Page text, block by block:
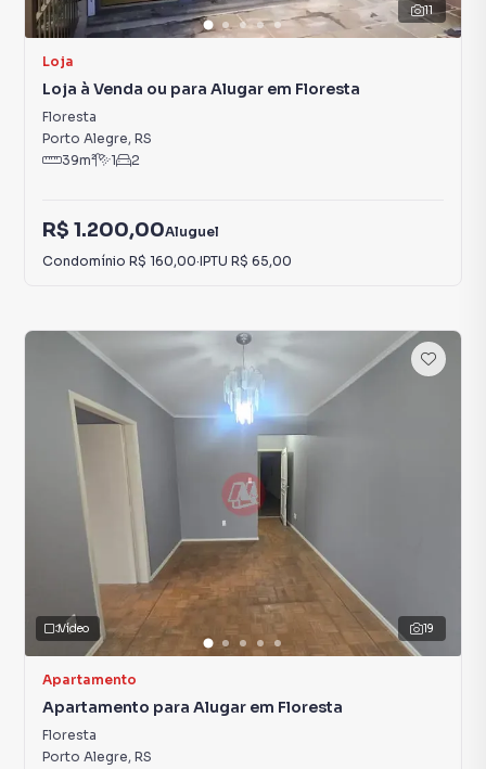
11
Loja
Loja à Venda ou para Alugar em Floresta
Floresta
Porto Alegre, RS
39m² 1 2
R$ 1.200,00Aluguel
Condomínio R$ 160,00·IPTU R$ 65,00
19
Vídeo
Apartamento
Apartamento para Alugar em Floresta
Floresta
Porto Alegre, RS